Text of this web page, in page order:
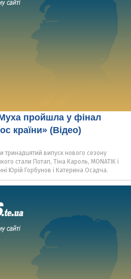
пройшла у фінал
країни» (Відео)
тринадцятий випуск нового сезону
стали Потап, Тіна Кароль, MONATIK і
Юрій Горбунов і Катерина Осадча.